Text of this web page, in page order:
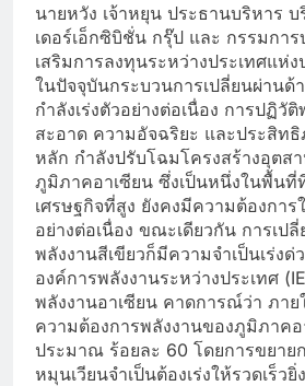
นายหวัง เจ้าหยุน ประธานบริหาร
เดอร์เอ็กซิบิชั่น กรุ๊ป และ กรรมกา
เสริมการลงทุนระหว่างประเทศแห่
ในปัจจุบันกระบวนการเปลี่ยนผ่านด้
กำลังเร่งตัวอย่างต่อเนื่อง การปฏิวั
สะอาด ความอัจฉริยะ และประสิท
หลัก กำลังปรับโฉมโครงสร้างอุตส
ภูมิภาคอาเซียน ซึ่งเป็นหนึ่งในพื้นที่
เศรษฐกิจที่สูง ยังคงมีความต้องกา
อย่างต่อเนื่อง ขณะเดียวกัน การเป
พลังงานสีเขียวก็มีความจำเป็นเร่ง
องค์การพลังงานระหว่างประเทศ
พลังงานอาเซียน คาดการณ์ว่า ภา
ความต้องการพลังงานของภูมิภาค
ประมาณ ร้อยละ 60 โดยการขยาย
หมุนเวียนจำเป็นต้องเร่งให้รวดเร็วยิ่